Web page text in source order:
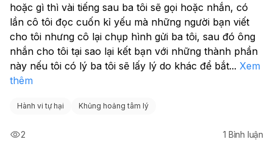
hoặc gì thì vài tiếng sau ba tôi sẽ gọi hoặc nhắn, có
lần cô tôi đọc cuốn kỉ yếu mà những người bạn viết
cho tôi nhưng cô lại chụp hình gửi ba tôi, sau đó ông
nhắn cho tôi tại sao lại kết bạn với những thành phần
này nếu tôi có lý ba tôi sẽ lấy lý do khác để bắt... Xem
thêm
Hành vi tự hại Khủng hoảng tâm lý
2 1 Bình luận